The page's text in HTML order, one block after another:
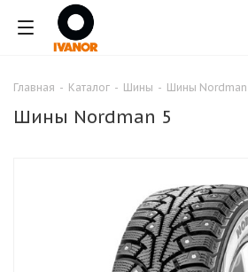
Главная - Каталог - Шины - Шины Nordman
Шины Nordman 5